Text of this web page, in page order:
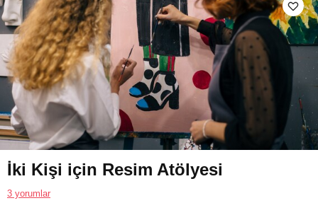
İki Kişi için Resim Atölyesi
3 yorumlar